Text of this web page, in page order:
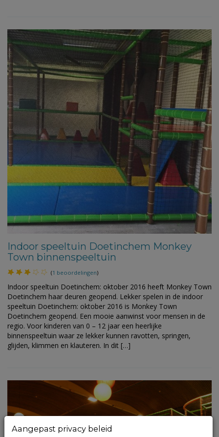
Indoor speeltuin Doetinchem Monkey
Town binnenspeeltuin
(1 beoordelingen)
Indoor speeltuin Doetinchem: oktober 2016 heeft Monkey Town
Doetinchem haar deuren geopend. Lekker spelen in de indoor
speeltuin Doetinchem: oktober 2016 is Monkey Town
Doetinchem geopend. Een mooie aanwinst voor mensen in de
regio. Voor kinderen van 0 – 12 jaar een heerlijke
binnenspeeltuin waar ze lekker kunnen ravotten, springen,
glijden, klimmen en klauteren. In dit […]
Aangepast privacy beleid